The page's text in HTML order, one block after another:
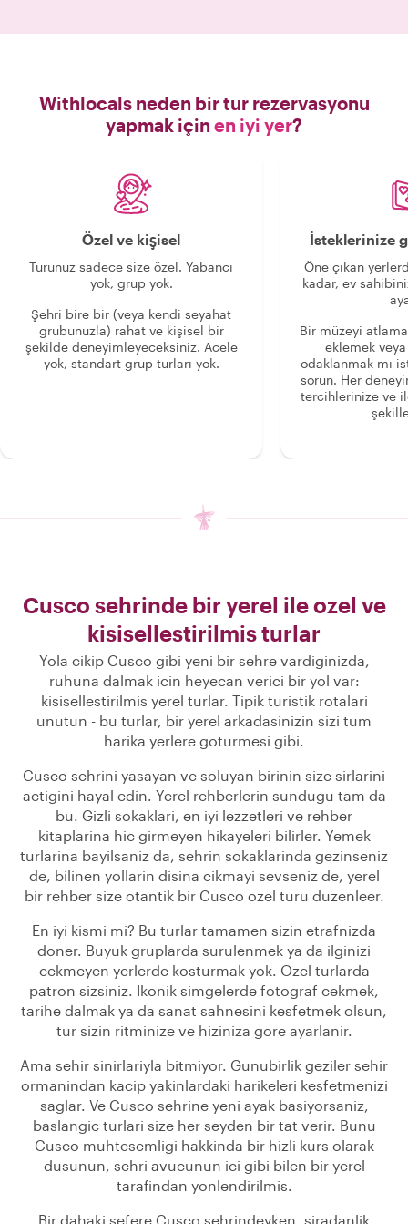
Withlocals neden bir tur rezervasyonu
yapmak için en iyi yer?
Özel ve kişisel
Turunuz sadece size özel. Yabancı
yok, grup yok.
Şehri bire bir (veya kendi seyahat
grubunuzla) rahat ve kişisel bir
şekilde deneyimleyeceksiniz. Acele
yok, standart grup turları yok.
İsteklerinize
Öne çıkan
kadar, ev
Bir müzeyi
eklemek
odaklanmak mı
sorun. Her
tercihlerinize ve
Cusco sehrinde bir yerel ile ozel ve
kisisellestirilmis turlar
Yola cikip Cusco gibi yeni bir sehre vardiginizda,
ruhuna dalmak icin heyecan verici bir yol var:
kisisellestirilmis yerel turlar. Tipik turistik rotalari
unutun - bu turlar, bir yerel arkadasinizin sizi tum
harika yerlere goturmesi gibi.
Cusco sehrini yasayan ve soluyan birinin size sirlarini
actigini hayal edin. Yerel rehberlerin sundugu tam da
bu. Gizli sokaklari, en iyi lezzetleri ve rehber
kitaplarina hic girmeyen hikayeleri bilirler. Yemek
turlarina bayilsaniz da, sehrin sokaklarinda gezinseniz
de, bilinen yollarin disina cikmayi sevseniz de, yerel
bir rehber size otantik bir Cusco ozel turu duzenleer.
En iyi kismi mi? Bu turlar tamamen sizin etrafnizda
doner. Buyuk gruplarda surulenmek ya da ilginizi
cekmeyen yerlerde kosturmak yok. Ozel turlarda
patron sizsiniz. Ikonik simgelerde fotograf cekmek,
tarihe dalmak ya da sanat sahnesini kesfetmek olsun,
tur sizin ritminize ve hiziniza gore ayarlanir.
Ama sehir sinirlariyla bitmiyor. Gunubirlik geziler sehir
ormanindan kacip yakinlardaki harikeleri kesfetmenizi
saglar. Ve Cusco sehrine yeni ayak basiyorsaniz,
baslangic turlari size her seyden bir tat verir. Bunu
Cusco muhtesemligi hakkinda bir hizli kurs olarak
dusunun, sehri avucunun ici gibi bilen bir yerel
tarafindan yonlendirilmis.
Bir dahaki sefere Cusco sehrindeyken, siradanlik